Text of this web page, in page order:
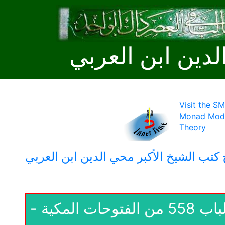
ابن العربي
Visit the
Monad
Theory
الشيخ الأكبر محي الدين ابن العربي
11 - حضرة الخلق والأمر- الاسم الخالق - الباب 558 من الفتوحات المكية -